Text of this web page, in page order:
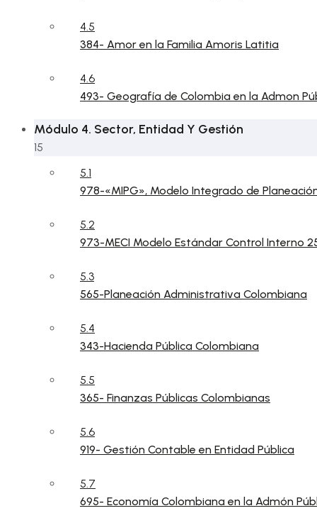
4.5
384- Amor en la Familia Amoris Latitia
4.6
493- Geografía de Colombia en la Admon
Módulo 4. Sector, Entidad Y Gestión
15
5.1
978-«MIPG», Modelo Integrado de
5.2
973-MECI Modelo Estándar Control Interno
5.3
565-Planeación Administrativa Colombiana
5.4
343-Hacienda Pública Colombiana
5.5
365- Finanzas Públicas Colombianas
5.6
919- Gestión Contable en Entidad Pública
5.7
695- Economía Colombiana en la Admón